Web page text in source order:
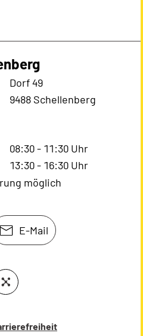
Dorf 49
9488 Schellenberg
08:30- 11:30 Uhr
13:30- 16:30 Uhr
möglich
E-Mail